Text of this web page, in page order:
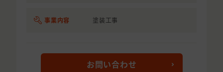
事業内容 塗装工事
お問い合わせ